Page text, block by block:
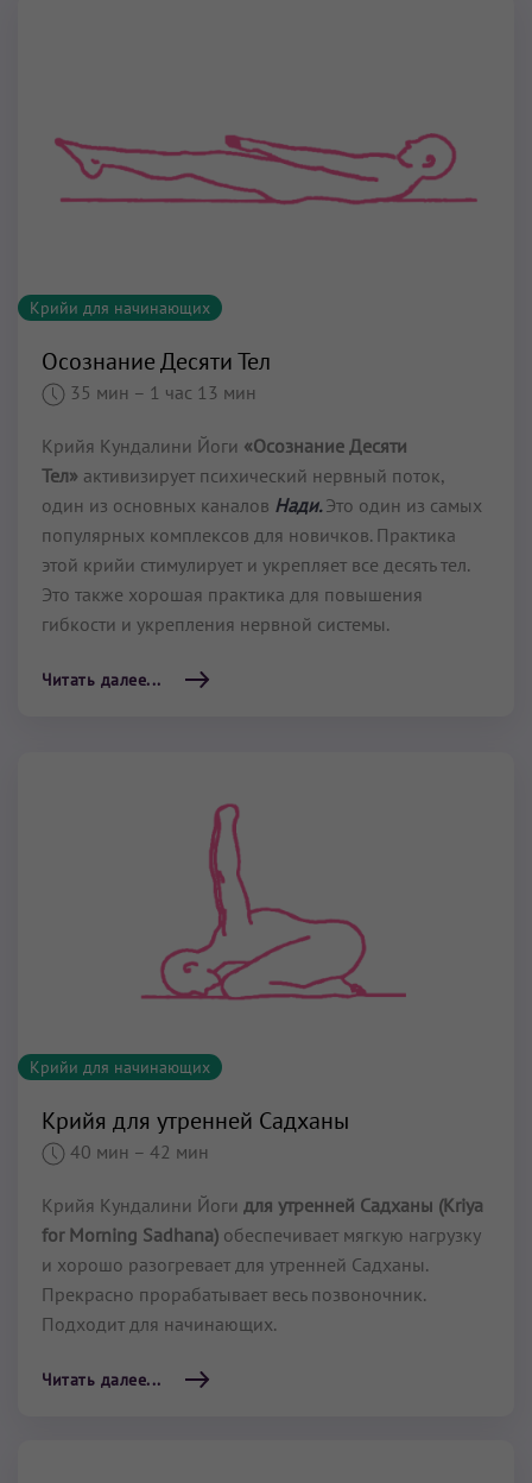
Крийи для начинающих
Осознание Десяти Тел
35 мин – 1 час 13 мин
Крийя Кундалини Йоги «Осознание Десяти
Тел» активизирует психический нервный поток,
один из основных каналов Нади.Это один из самых
популярных комплексов для новичков. Практика
этой крийи стимулирует и укреп­ляет все десять тел.
Это также хорошая практика для повышения
гибкости и укрепления нервной системы.
Читать далее...
Крийи для начинающих
Крийя для утренней Садханы
40 мин – 42 мин
Крийя Кундалини Йоги для утренней Садханы (Kriya
for Morning Sadhana) обеспечивает мягкую нагрузку
и хорошо разогревает для утренней Садханы.
Прекрасно прорабатывает весь позвоночник.
Подходит для начинающих.
Читать далее...